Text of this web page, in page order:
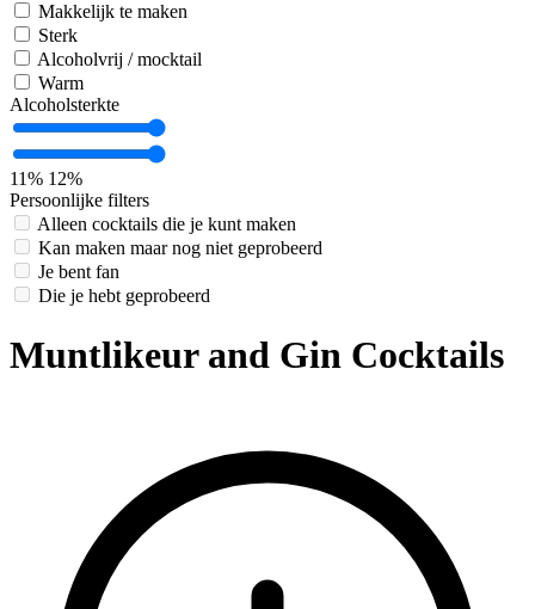
Makkelijk te maken
Sterk
Alcoholvrij / mocktail
Warm
Alcoholsterkte
11% 12%
Persoonlijke filters
Alleen cocktails die je kunt maken
Kan maken maar nog niet geprobeerd
Je bent fan
Die je hebt geprobeerd
Muntlikeur and Gin Cocktails